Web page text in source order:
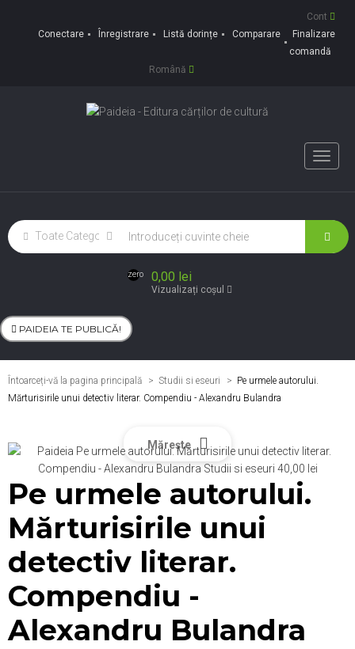
Cont
Conectare
Înregistrare Listă dorințe Comparare
Finalizare
comandă
Română
Toggle
zero 0,00 lei
Vizualizați coșul
PAIDEIA TE PUBLICĂ!
Întoarceți-vă la pagina principală Studii si eseuri > Pe urmele autorului.
Mărturisirile unui detectiv literar. Compendiu - Alexandru Bulandra
Mărește
Pe urmele autorului.
Mărturisirile unui
detectiv literar.
Compendiu -
Alexandru Bulandra